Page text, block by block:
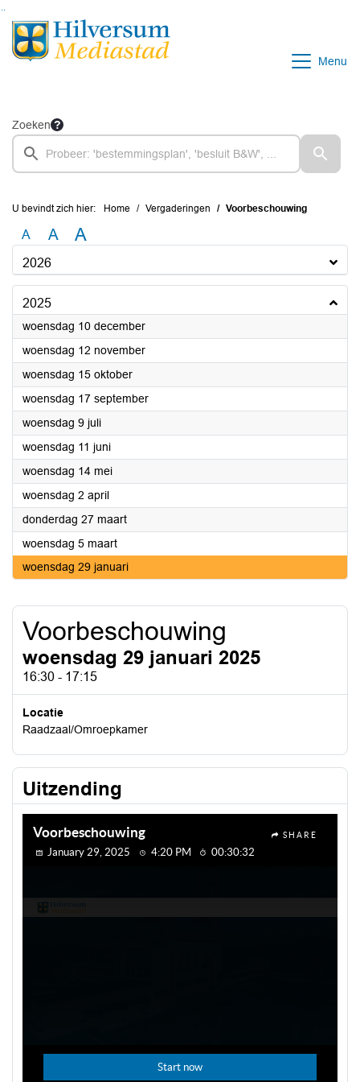
Ga naar de inhoud van deze pagina
Ga naar het zoeken
Menu
Zoeken
U bevindt zich hier: Home Vergaderingen Voorbeschouwing
A A A
2026
2025
woensdag 10 december2025
woensdag 12 november2025
woensdag 15 oktober2025
woensdag 17 september2025
woensdag 9 juli2025
woensdag 11 juni2025
woensdag 14 mei2025
woensdag 2 april2025
donderdag 27 maart2025
woensdag 5 maart2025
woensdag 29 januari2025
Voorbeschouwing
woensdag 29 januari 2025
16:30 - 17:15
Locatie
Raadzaal/Omroepkamer
Uitzending